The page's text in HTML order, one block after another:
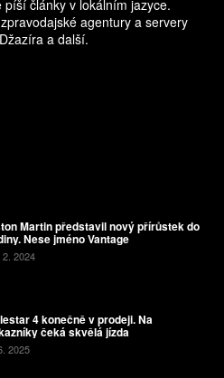
články v lokálním jazyce.
agentury a servery
a další.
Martin představil nový přírůstek do
Nese jméno Vantage
2. 2024
4 konečně v prodeji. Na
čeká skvělá jízda
2025